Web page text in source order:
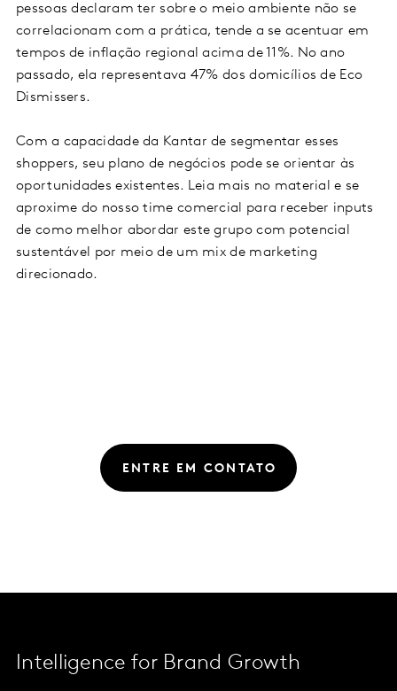
pessoas declaram ter sobre o meio ambiente não se
correlacionam com a prática, tende a se acentuar em
tempos de inflação regional acima de 11%. No ano
passado, ela representava 47% dos domicílios de Eco
Dismissers.
Com a capacidade da Kantar de segmentar esses
shoppers, seu plano de negócios pode se orientar às
oportunidades existentes. Leia mais no material e se
aproxime do nosso time comercial para receber inputs
de como melhor abordar este grupo com potencial
sustentável por meio de um mix de marketing
direcionado.
ENTRE EM CONTATO
Intelligence for Brand Growth